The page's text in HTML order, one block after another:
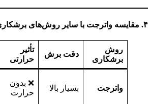
۴. مقایسه واترجت با سایر روش‌های
روش
برشکاری
دقت برش
تأثیر
حرارتی
واترجت بسیار بالا
❌ بدون
حرارت